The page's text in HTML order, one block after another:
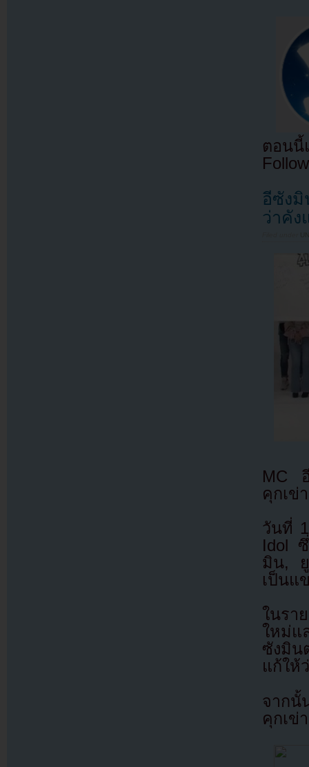
ตอนนี้
อีซังมิ
ว่าคัง
MC
คุกเข่
วันที่
Idol
มิน, ยู
เป็นแ
ในรา
ใหม่แ
ซังมิ
แก้ให้
จากนั้
คุกเข่